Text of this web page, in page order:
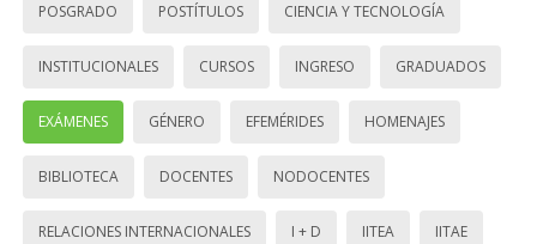
POSGRADO POSTÍTULOS CIENCIA Y TECNOLOGÍA
INSTITUCIONALES CURSOS INGRESO GRADUADOS
EXÁMENES GÉNERO EFEMÉRIDES HOMENAJES
BIBLIOTECA DOCENTES NODOCENTES
RELACIONES INTERNACIONALES I + D IITEA IITAE